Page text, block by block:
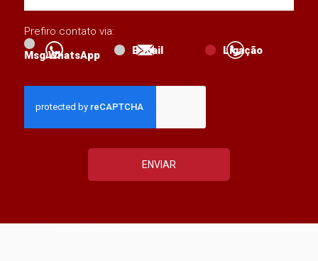
Prefiro contato via:
Msg WhatsApp
E-mail Ligação
ENVIAR